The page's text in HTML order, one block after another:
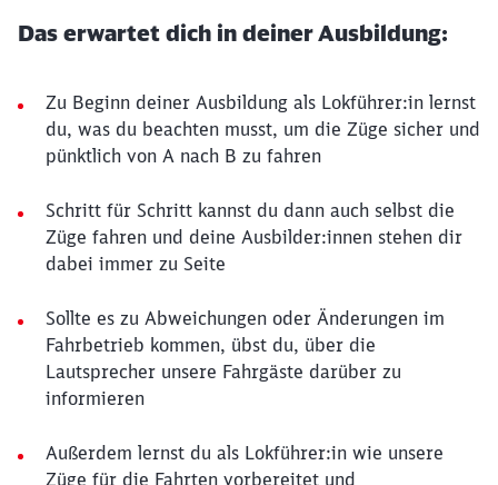
Das erwartet dich in deiner Ausbildung:
Zu Beginn deiner Ausbildung als Lokführer:in lernst
du, was du beachten musst, um die Züge sicher und
pünktlich von A nach B zu fahren
Schritt für Schritt kannst du dann auch selbst die
Züge fahren und deine Ausbilder:innen stehen dir
dabei immer zu Seite
Sollte es zu Abweichungen oder Änderungen im
Fahrbetrieb kommen, übst du, über die
Lautsprecher unsere Fahrgäste darüber zu
informieren
Außerdem lernst du als Lokführer:in wie unsere
Züge für die Fahrten vorbereitet und